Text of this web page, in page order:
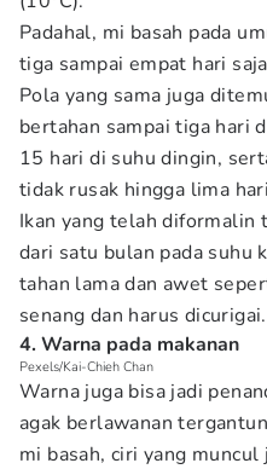
Padahal, mi basah pada
tiga sampai empat hari
Pola yang sama juga
bertahan sampai tiga hari
15 hari di suhu dingin,
tidak rusak hingga lima
Ikan yang telah diformalin
dari satu bulan pada suhu
tahan lama dan awet
senang dan harus dicurigai.
4. Warna pada makanan
Pexels/Kai-Chieh Chan
Warna juga bisa jadi
agak berlawanan
mi basah, ciri yang